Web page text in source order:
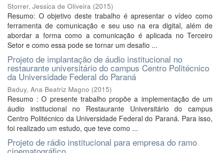
Storrer, Jessica de Oliveira (2015)
Resumo: O objetivo deste trabalho é apresentar o vídeo como
ferramenta de comunicação e seu uso na era digital, além de
abordar a forma como a comunicação é aplicada no Terceiro
Setor e como essa pode se tornar um desafio ...
Projeto de implantação de áudio institucional no
restaurante universitário do campus Centro Politécnico
da Universidade Federal do Paraná
Baduy, Ana Beatriz Magno (2015)
Resumo : O presente trabalho propõe a implementação de um
áudio institucional no Restaurante Universitário do campus
Centro Politécnico da Universidade Federal do Paraná. Para isso,
foi realizado um estudo, que teve como ...
Projeto de rádio institucional para empresa do ramo